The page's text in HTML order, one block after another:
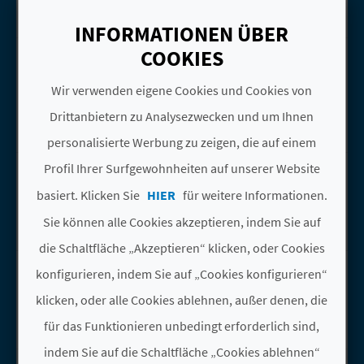
Gehen Sie auf die Seite vonAsilo
ASILO ANCIANOS
DESAMPARADOS DEL
SAGRADO CORAZÓN
Sueca
Monumente
Gehen Sie auf die Seite vonAteneo
ATENEO SUECO DEL
SOCORRO
Monumente
Gehen Sie auf die Seite vonBega de
BEGA DE MAR
Strände
INFORMATIONEN ÜBER
COOKIES
Wir verwenden eigene Cookies und Cookies von
Drittanbietern zu Analysezwecken und um Ihnen
personalisierte Werbung zu zeigen, die auf einem
Profil Ihrer Surfgewohnheiten auf unserer Website
basiert. Klicken Sie HIER für weitere Informationen.
Sie können alle Cookies akzeptieren, indem Sie auf
die Schaltfläche „Akzeptieren“ klicken, oder Cookies
konfigurieren, indem Sie auf „Cookies konfigurieren“
klicken, oder alle Cookies ablehnen, außer denen, die
für das Funktionieren unbedingt erforderlich sind,
indem Sie auf die Schaltfläche „Cookies ablehnen“